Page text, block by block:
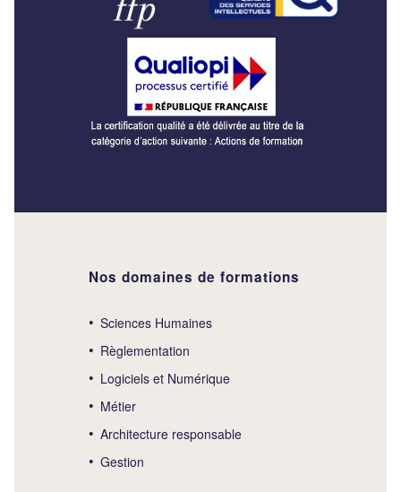
Nos domaines de formations
Sciences Humaines
Règlementation
Logiciels et Numérique
Métier
Architecture responsable
Gestion